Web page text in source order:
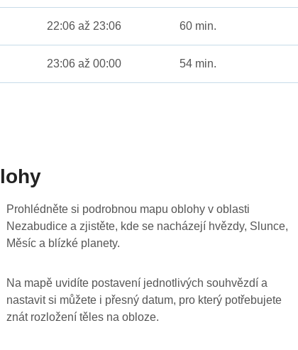
22:06 až 23:06 60 min.
23:06 až 00:00 54 min.
Prohlédněte si podrobnou mapu oblohy v oblasti
Nezabudice a zjistěte, kde se nacházejí hvězdy, Slunce,
Měsíc a blízké planety.
Na mapě uvidíte postavení jednotlivých souhvězdí a
nastavit si můžete i přesný datum, pro který potřebujete
znát rozložení těles na obloze.